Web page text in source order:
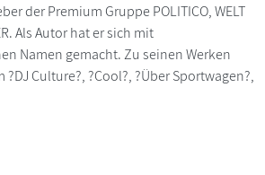
der Premium Gruppe POLITICO, WELT
Als Autor hat er sich mit
Namen gemacht. Zu seinen Werken
Culture?, ?Cool?, ?Über Sportwagen?,